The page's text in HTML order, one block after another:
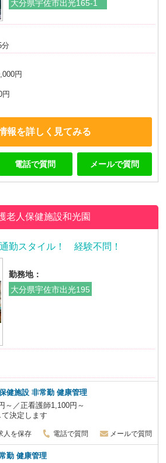
大分県宇佐市出光165-1
円
円
報を詳しく見てみる
電話で質問 メールで質問
老人保健施設和光園
勤スタイル！ 経験不問！
勤務地：
大分県宇佐市出光195
健施設非常勤 健康管理
／正看護師1,100円～
決定します
人を保存 電話で質問 メールで質問
勤 健康管理